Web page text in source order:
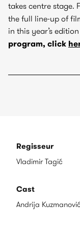
takes centre stage.
the full line-up of
in this year’s
program, click
Regisseur
Vladimir Tagić
Cast
Andrija